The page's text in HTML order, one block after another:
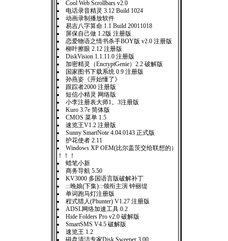
Cool Web Scrollbars v2.0
电话录音精灵 3.12 Build 1024
动画录制播放软件
易吉八字算命 1.1 Build 20011018
屏保自己做 1.2版 注册版
恋爱物语之情书杀手BOY版 v2.0 注册版
柳叶擦眼 2.12 注册版
DiskVision 1.1.11.0 注册版
加密精灵（EncryptGenie）2.2 破解版
国家图书下载系统 0.9 注册版
孙燕姿《开始懂了》
跟踪者2000 注册版
短信小精灵 网络版
小李注册表大师1。3注册版
Kuro 3.7e 简体版
CMOS 菜单 1.5
速览王V1.2 注册版
Sunny SmartNote 4.04.0143 正式版
护花使者 2.11
Windows XP OEM(比尔盖茨交给联想的）
！！！
蜡笔小新
商务导航 5.50
KV3000 多国语言版破解补丁
:::晚娘(下集):::领衔主演 钟丽缇
单词跑马灯注册版
程式猎人(Phunter) V1.27 注册版
ADSL网络加速工具 0.2
Hide Folders Pro v2.0 破解版
SmartSMS V4.5 破解版
速览王 1.2
磁盘清洁专家Disk Sweeper 3.00